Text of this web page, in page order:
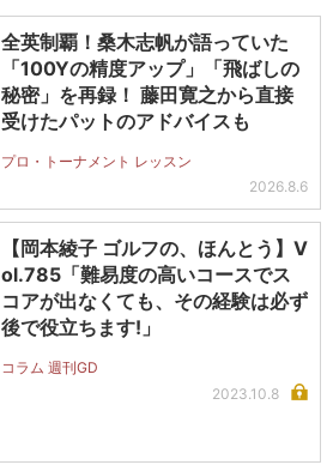
全英制覇！桑木志帆が語っていた
「100Yの精度アップ」「飛ばしの
秘密」を再録！ 藤田寛之から直接
受けたパットのアドバイスも
プロ・トーナメント レッスン
2026.8.6
【岡本綾子 ゴルフの、ほんとう】V
ol.785「難易度の高いコースでス
コアが出なくても、その経験は必ず
後で役立ちます!」
コラム 週刊GD
2023.10.8